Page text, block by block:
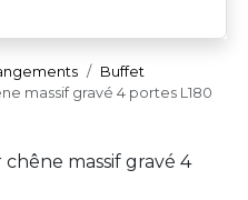
Buffet
massif gravé 4 portes L180
massif gravé 4